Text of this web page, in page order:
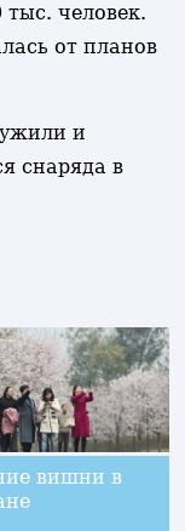
тыс. человек.
от планов
и
снаряда в
вишни в